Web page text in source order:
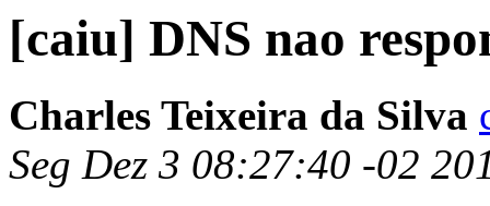
[caiu] DNS nao
Charles Teixeira da Silva
Seg Dez 3 08:27:40 -02